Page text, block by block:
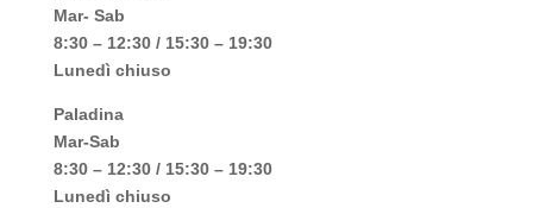
Mar- Sab
8:30 – 12:30 / 15:30 – 19:30
Lunedì chiuso
Paladina
Mar-Sab
8:30 – 12:30 / 15:30 – 19:30
Lunedì chiuso